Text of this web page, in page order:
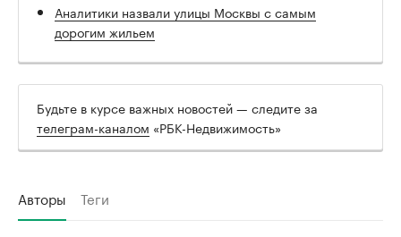
Аналитики назвали улицы Москвы с самым
дорогим жильем
Будьте в курсе важных новостей — следите за
телеграм-каналом «РБК-Недвижимость»
Авторы Теги